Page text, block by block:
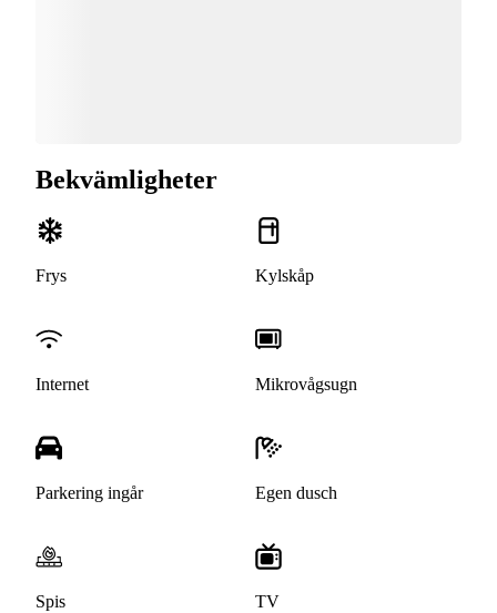
Bekvämligheter
Frys Kylskåp
Internet Mikrovågsugn
Parkering ingår Egen dusch
Spis TV